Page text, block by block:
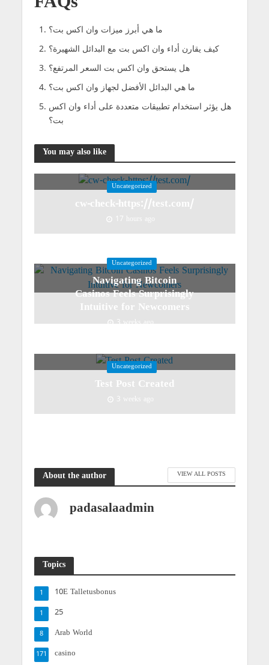
ما هي أبرز ميزات وان اكس بت؟
كيف يقارن أداء وان اكس بت مع البدائل الشهيرة؟
هل يستحق وان اكس بت السعر المرتفع؟
ما هي البدائل الأفضل لجهاز وان اكس بت؟
هل يؤثر استخدام تطبيقات متعددة على أداء وان اكس
بت؟
You may also like
Uncategorized
cw-check-https://test.com/
17 hours ago
Uncategorized
Navigating Bitcoin
Casinos Feels Surprisingly
Intuitive for Newcomers
3 weeks ago
Uncategorized
Test Post Created
3 weeks ago
About the author VIEW ALL POSTS
padasalaadmin
Topics
10E Talletusbonus
1
25
1
Arab World
8
casino
171